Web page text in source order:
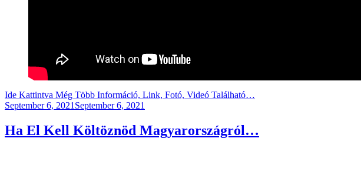
Ide Kattintva Még Több Információ, Link, Fotó, Videó Található…
Posted
September 6, 2021 September 6, 2021
Ha El Kell Költöznöd Magyarországról…